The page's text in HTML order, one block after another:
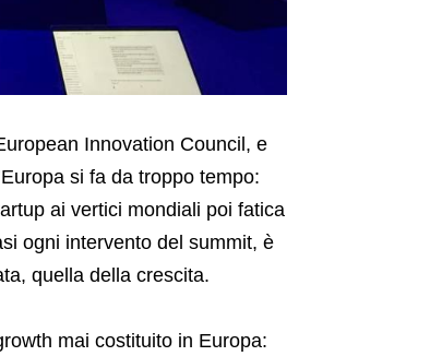
Innovation Council, e
si fa da troppo tempo:
ai vertici mondiali poi fatica
ogni intervento del summit, è
quella della crescita.
mai costituito in Europa: